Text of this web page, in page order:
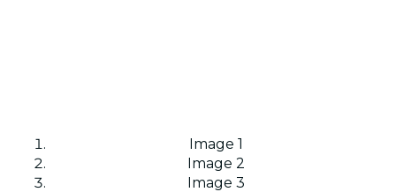
Image 1
Image 2
Image 3